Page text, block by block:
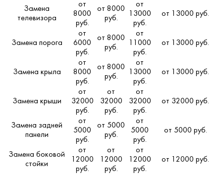
Замена
телевизора
от
8000
руб.
от 8000
руб.
от
13000
руб.
от 13000 руб.
Замена порога
от
6000
руб.
от 8000
руб.
от
11000
руб.
от 13000 руб.
Замена крыла
от
8000
руб.
от 8000
руб.
от
13000
руб.
от 13000 руб.
Замена крыши
от
32000
руб.
от
32000
руб.
от
32000
руб.
от 32000 руб.
Замена задней
панели
от
5000
руб.
от 5000
руб.
от
5000
руб.
от 5000 руб.
Замена боковой
стойки
от
12000
руб.
от
12000
руб.
от
12000
руб.
от 12000 руб.